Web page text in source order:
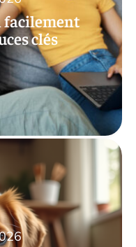
facilement
clés